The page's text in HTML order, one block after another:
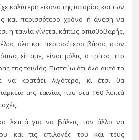
καλύτερη εικόνα της ιστορίας και των
και περισσότερο χρόνο ή άνεση να
η ταινία γίνεται κάπως οπισθοβαρής,
όλο και περισσότερο βάρος στον
είπαμε, είναι μόλις ο τρίτος πιο
της ταινίας. Πιστεύω ότι όλο αυτό το
να κρατάει λιγότερο, κι έτσι θα
της ταινίας που στα 160 λεπτά
λεπτά για να βάλεις τον άλλο να
και τις επιλογές του και τους